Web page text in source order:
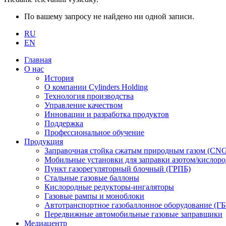
По вашему запросу не найдено ни одной записи.
RU
EN
Главная
О нас
История
О компании Cylinders Holding
Технология производства
Управление качеством
Инновации и разработка продуктов
Поддержка
Профессиональное обучение
Продукция
Заправочная стойка сжатым природным газом
Мобильные установки для заправки азотом/
Пункт газорегуляторный блочный (ГРПБ)
Стальные газовые баллоны
Кислородные редукторы-ингаляторы
Газовые рампы и моноблоки
Автотранспортное газобаллонное оборудование
Передвижные автомобильные газовые заправщики
Медиацентр